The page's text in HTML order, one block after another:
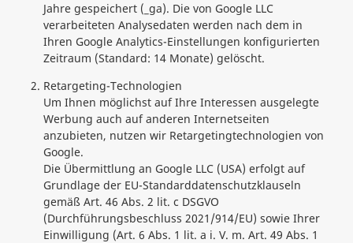
Jahre gespeichert (_ga). Die von Google LLC
verarbeiteten Analysedaten werden nach dem in
Ihren Google Analytics-Einstellungen konfigurierten
Zeitraum (Standard: 14 Monate) gelöscht.
Retargeting-Technologien
Um Ihnen möglichst auf Ihre Interessen ausgelegte
Werbung auch auf anderen Internetseiten
anzubieten, nutzen wir Retargetingtechnologien von
Google.
Die Übermittlung an Google LLC (USA) erfolgt auf
Grundlage der EU-Standarddatenschutzklauseln
gemäß Art. 46 Abs. 2 lit. c DSGVO
(Durchführungsbeschluss 2021/914/EU) sowie Ihrer
Einwilligung (Art. 6 Abs. 1 lit. a i. V. m. Art. 49 Abs. 1